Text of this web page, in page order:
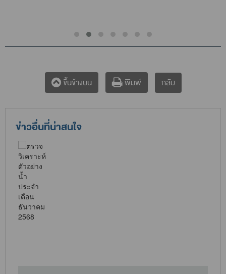
ขึ้นข้างบน พิมพ์ กลับ
ข่าวอื่นที่น่าสนใจ